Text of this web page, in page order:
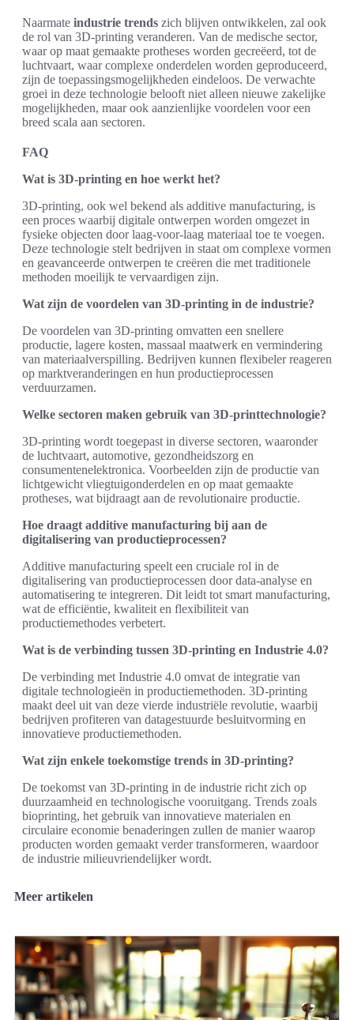
Naarmate industrie trends zich blijven ontwikkelen, zal ook
de rol van 3D-printing veranderen. Van de medische sector,
waar op maat gemaakte protheses worden gecreëerd, tot de
luchtvaart, waar complexe onderdelen worden geproduceerd,
zijn de toepassingsmogelijkheden eindeloos. De verwachte
groei in deze technologie belooft niet alleen nieuwe zakelijke
mogelijkheden, maar ook aanzienlijke voordelen voor een
breed scala aan sectoren.
FAQ
Wat is 3D-printing en hoe werkt het?
3D-printing, ook wel bekend als additive manufacturing, is
een proces waarbij digitale ontwerpen worden omgezet in
fysieke objecten door laag-voor-laag materiaal toe te voegen.
Deze technologie stelt bedrijven in staat om complexe vormen
en geavanceerde ontwerpen te creëren die met traditionele
methoden moeilijk te vervaardigen zijn.
Wat zijn de voordelen van 3D-printing in de industrie?
De voordelen van 3D-printing omvatten een snellere
productie, lagere kosten, massaal maatwerk en vermindering
van materiaalverspilling. Bedrijven kunnen flexibeler reageren
op marktveranderingen en hun productieprocessen
verduurzamen.
Welke sectoren maken gebruik van 3D-printtechnologie?
3D-printing wordt toegepast in diverse sectoren, waaronder
de luchtvaart, automotive, gezondheidszorg en
consumentenelektronica. Voorbeelden zijn de productie van
lichtgewicht vliegtuigonderdelen en op maat gemaakte
protheses, wat bijdraagt aan de revolutionaire productie.
Hoe draagt additive manufacturing bij aan de
digitalisering van productieprocessen?
Additive manufacturing speelt een cruciale rol in de
digitalisering van productieprocessen door data-analyse en
automatisering te integreren. Dit leidt tot smart manufacturing,
wat de efficiëntie, kwaliteit en flexibiliteit van
productiemethodes verbetert.
Wat is de verbinding tussen 3D-printing en Industrie 4.0?
De verbinding met Industrie 4.0 omvat de integratie van
digitale technologieën in productiemethoden. 3D-printing
maakt deel uit van deze vierde industriële revolutie, waarbij
bedrijven profiteren van datagestuurde besluitvorming en
innovatieve productiemethoden.
Wat zijn enkele toekomstige trends in 3D-printing?
De toekomst van 3D-printing in de industrie richt zich op
duurzaamheid en technologische vooruitgang. Trends zoals
bioprinting, het gebruik van innovatieve materialen en
circulaire economie benaderingen zullen de manier waarop
producten worden gemaakt verder transformeren, waardoor
de industrie milieuvriendelijker wordt.
Meer artikelen